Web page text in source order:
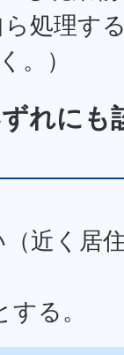
処理す
。）
れにも
近く居
る。